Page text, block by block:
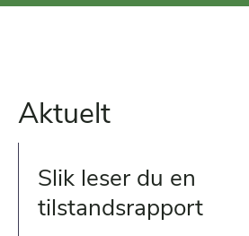
Aktuelt
Slik leser du en
tilstandsrapport